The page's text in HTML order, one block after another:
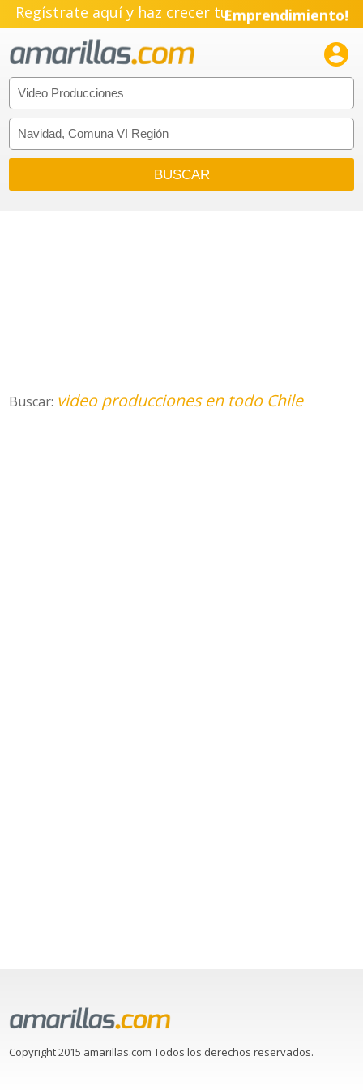
Regístrate aquí y haz crecer tuEmprendimiento!

Buscar: video producciones en todo Chile
Copyright 2015 amarillas.com Todos los derechos reservados.